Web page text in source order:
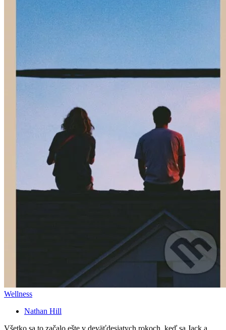
Wellness
Nathan Hill
Všetko sa to začalo ešte v deväťdesiatych rokoch, keď sa Jack a